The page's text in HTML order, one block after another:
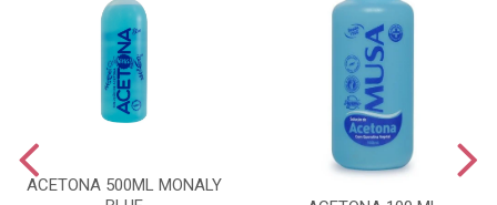
ACETONA 500ML MONALY